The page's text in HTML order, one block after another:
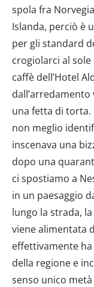
spola fra
Islanda, perciò è
per gli standard
crogiolarci al sole
caffè dell’Hotel
una fetta di torta.
non meglio
inscenava una
dopo una
ci spostiamo a
in un paesaggio
lungo la strada,
viene alimentata
effettivamente
della regione e
senso unico